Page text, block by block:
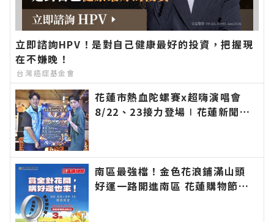
立即諮詢HPV！是對自己健康最好的投資，把握現
在不嫌晚！
台灣癌症基金會
花蓮市熱血陀螺賽x超嗨演唱會
8/22、23接力登場∣花蓮新聞網
南區最強檔！金色花浪鋪滿山頭
好運一路開進南區 花蓮購物節攜